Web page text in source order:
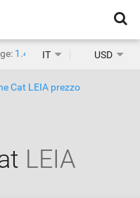
1.471 IT USD
Cat LEIA prezzo
LEIA